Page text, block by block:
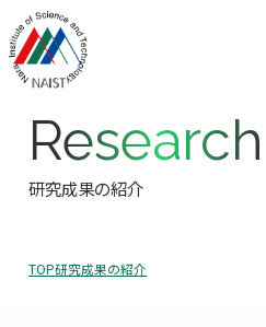
奈良先端科
Research
研究成果の紹介
TOP研究成果の紹介